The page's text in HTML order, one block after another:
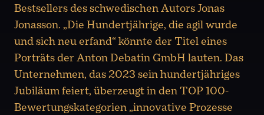
Bestsellers des schwedischen Autors Jonas
Jonasson. „Die Hundertjährige, die agil wurde
und sich neu erfand“ könnte der Titel eines
Porträts der Anton Debatin GmbH lauten. Das
Unternehmen, das 2023 sein hundertjähriges
Jubiläum feiert, überzeugt in den TOP 100-
Bewertungskategorien „innovative Prozesse